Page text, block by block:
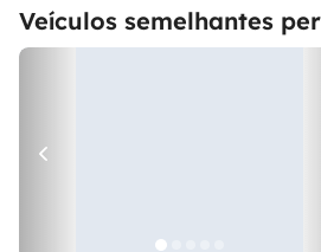
Veículos semelhantes